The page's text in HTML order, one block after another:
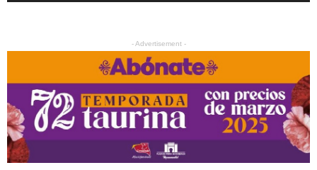
- Advertisement -